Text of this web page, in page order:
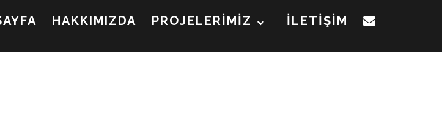
HAKKIMIZDA PROJELERİMİZ İLETİŞİM